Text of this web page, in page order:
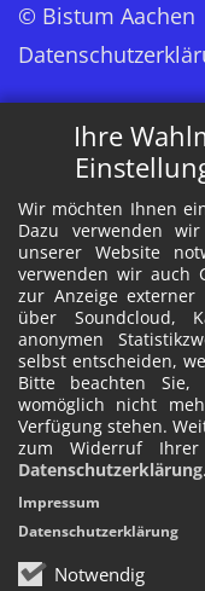
Ihre
Wir möchten Ihnen
Dazu verwenden
unserer Website
verwenden wir auch
zur Anzeige externer
über Soundcloud,
anonymen
selbst entscheiden,
Bitte beachten Sie,
womöglich nicht
Verfügung stehen.
zum Widerruf
Datenschutzerklärung.
Notwendig
Impressum
Datenschutzerklärung
© Bistum Aachen